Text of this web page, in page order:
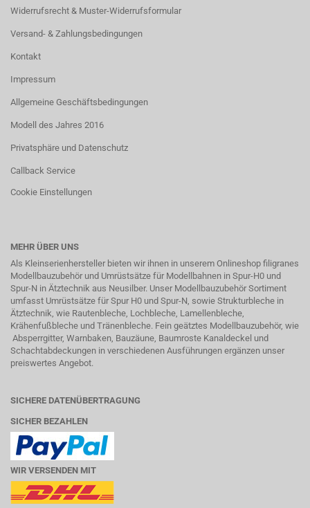
Widerrufsrecht & Muster-Widerrufsformular
Versand- & Zahlungsbedingungen
Kontakt
Impressum
Allgemeine Geschäftsbedingungen
Modell des Jahres 2016
Privatsphäre und Datenschutz
Callback Service
Cookie Einstellungen
MEHR ÜBER UNS
Als Kleinserienhersteller bieten wir ihnen in unserem Onlineshop filigranes
Modellbauzubehör und Umrüstsätze für Modellbahnen in Spur-H0 und
Spur-N in Ätztechnik aus Neusilber. Unser Modellbauzubehör Sortiment
umfasst Umrüstsätze für Spur H0 und Spur-N, sowie Strukturbleche in
Ätztechnik, wie Rautenbleche, Lochbleche, Lamellenbleche,
Krähenfußbleche und Tränenbleche. Fein geätztes Modellbauzubehör, wie
Absperrgitter, Warnbaken, Bauzäune, Baumroste Kanaldeckel und
Schachtabdeckungen in verschiedenen Ausführungen ergänzen unser
preiswertes Angebot.
SICHERE DATENÜBERTRAGUNG
SICHER BEZAHLEN
WIR VERSENDEN MIT